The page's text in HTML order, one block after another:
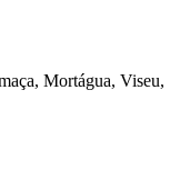
Mortágua, Viseu,